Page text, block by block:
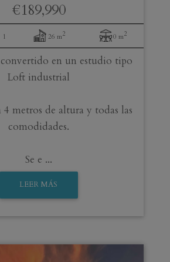
€189,990
1 26 m2 0 m2
en un estudio tipo
Loft industrial
4 metros de altura y todas las
comodidades.
Se e ...
LEER MÁS